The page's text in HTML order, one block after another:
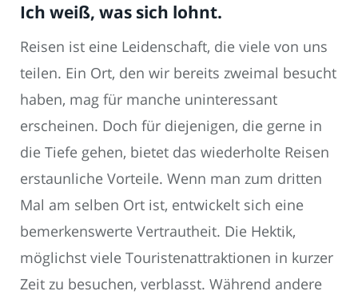
Ich weiß, was sich lohnt.
Reisen ist eine Leidenschaft, die viele von uns
teilen. Ein Ort, den wir bereits zweimal besucht
haben, mag für manche uninteressant
erscheinen. Doch für diejenigen, die gerne in
die Tiefe gehen, bietet das wiederholte Reisen
erstaunliche Vorteile. Wenn man zum dritten
Mal am selben Ort ist, entwickelt sich eine
bemerkenswerte Vertrautheit. Die Hektik,
möglichst viele Touristenattraktionen in kurzer
Zeit zu besuchen, verblasst. Während andere